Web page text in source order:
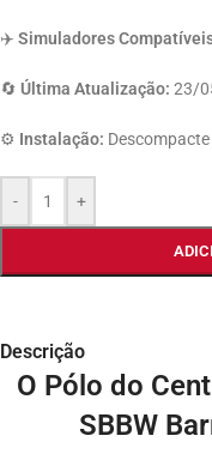
✈️ Simuladores
🔄 Última Atualização: 23/
⚙️ Instalação:
- +
Descrição
O Pólo do
SBBW